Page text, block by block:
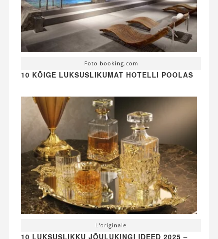
Foto booking.com
10 KÕIGE LUKSUSLIKUMAT HOTELLI POOLAS
L'originale
10 LUKSUSLIKKU JÕULUKINGI IDEED 2025 –